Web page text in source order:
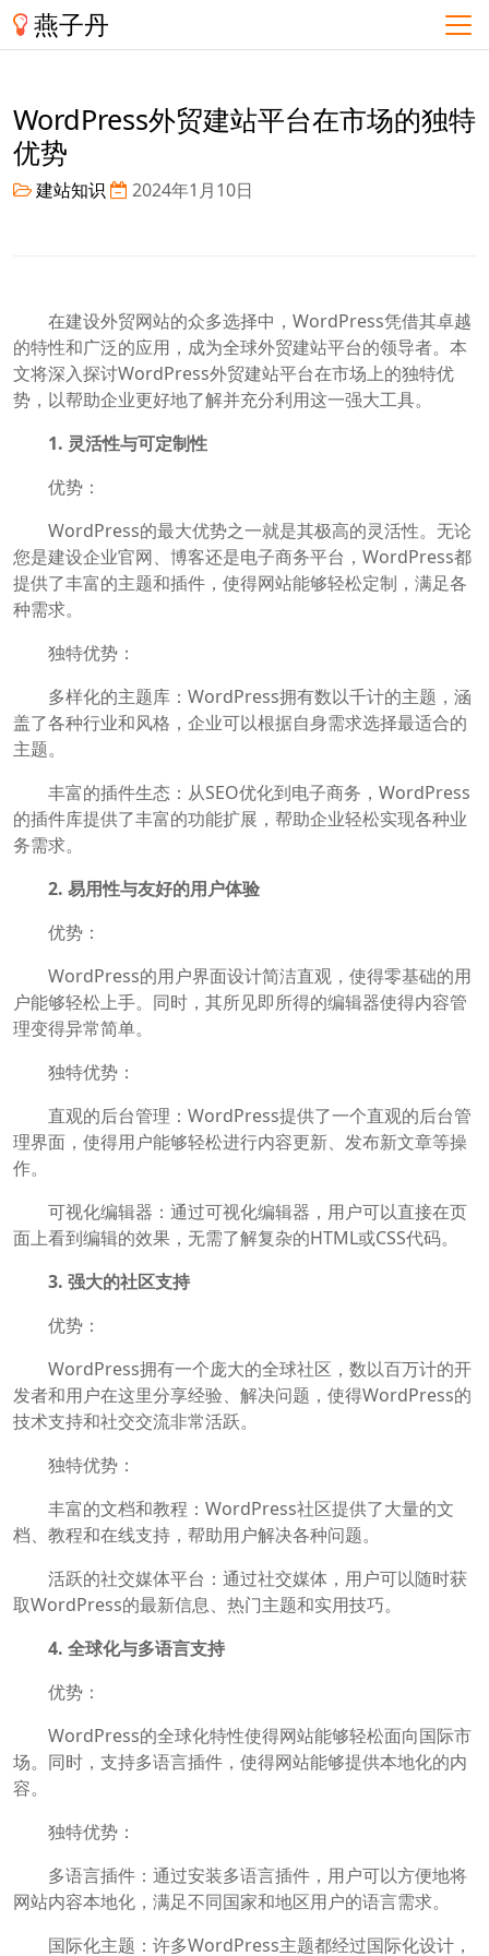
燕子丹
WordPress外贸建站平台在市场的独特
优势
建站知识 2024年1月10日
在建设外贸网站的众多选择中，WordPress凭借其卓越
的特性和广泛的应用，成为全球外贸建站平台的领导者。本
文将深入探讨WordPress外贸建站平台在市场上的独特优
势，以帮助企业更好地了解并充分利用这一强大工具。
1. 灵活性与可定制性
优势：
WordPress的最大优势之一就是其极高的灵活性。无论
您是建设企业官网、博客还是电子商务平台，WordPress都
提供了丰富的主题和插件，使得网站能够轻松定制，满足各
种需求。
独特优势：
多样化的主题库：WordPress拥有数以千计的主题，涵
盖了各种行业和风格，企业可以根据自身需求选择最适合的
主题。
丰富的插件生态：从SEO优化到电子商务，WordPress
的插件库提供了丰富的功能扩展，帮助企业轻松实现各种业
务需求。
2. 易用性与友好的用户体验
优势：
WordPress的用户界面设计简洁直观，使得零基础的用
户能够轻松上手。同时，其所见即所得的编辑器使得内容管
理变得异常简单。
独特优势：
直观的后台管理：WordPress提供了一个直观的后台管
理界面，使得用户能够轻松进行内容更新、发布新文章等操
作。
可视化编辑器：通过可视化编辑器，用户可以直接在页
面上看到编辑的效果，无需了解复杂的HTML或CSS代码。
3. 强大的社区支持
优势：
WordPress拥有一个庞大的全球社区，数以百万计的开
发者和用户在这里分享经验、解决问题，使得WordPress的
技术支持和社交交流非常活跃。
独特优势：
丰富的文档和教程：WordPress社区提供了大量的文
档、教程和在线支持，帮助用户解决各种问题。
活跃的社交媒体平台：通过社交媒体，用户可以随时获
取WordPress的最新信息、热门主题和实用技巧。
4. 全球化与多语言支持
优势：
WordPress的全球化特性使得网站能够轻松面向国际市
场。同时，支持多语言插件，使得网站能够提供本地化的内
容。
独特优势：
多语言插件：通过安装多语言插件，用户可以方便地将
网站内容本地化，满足不同国家和地区用户的语言需求。
国际化主题：许多WordPress主题都经过国际化设计，